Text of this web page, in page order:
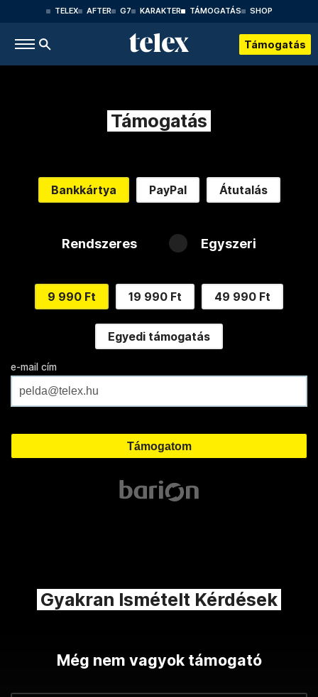
TELEX AFTER G7 KARAKTER TÁMOGATÁS SHOP
Támogatás
Támogatás
Bankkártya PayPal Átutalás
Rendszeres Egyszeri
9 990 Ft 19 990 Ft 49 990 Ft
Egyedi támogatás
e-mail cím
Gyakran Ismételt Kérdések
Még nem vagyok támogató